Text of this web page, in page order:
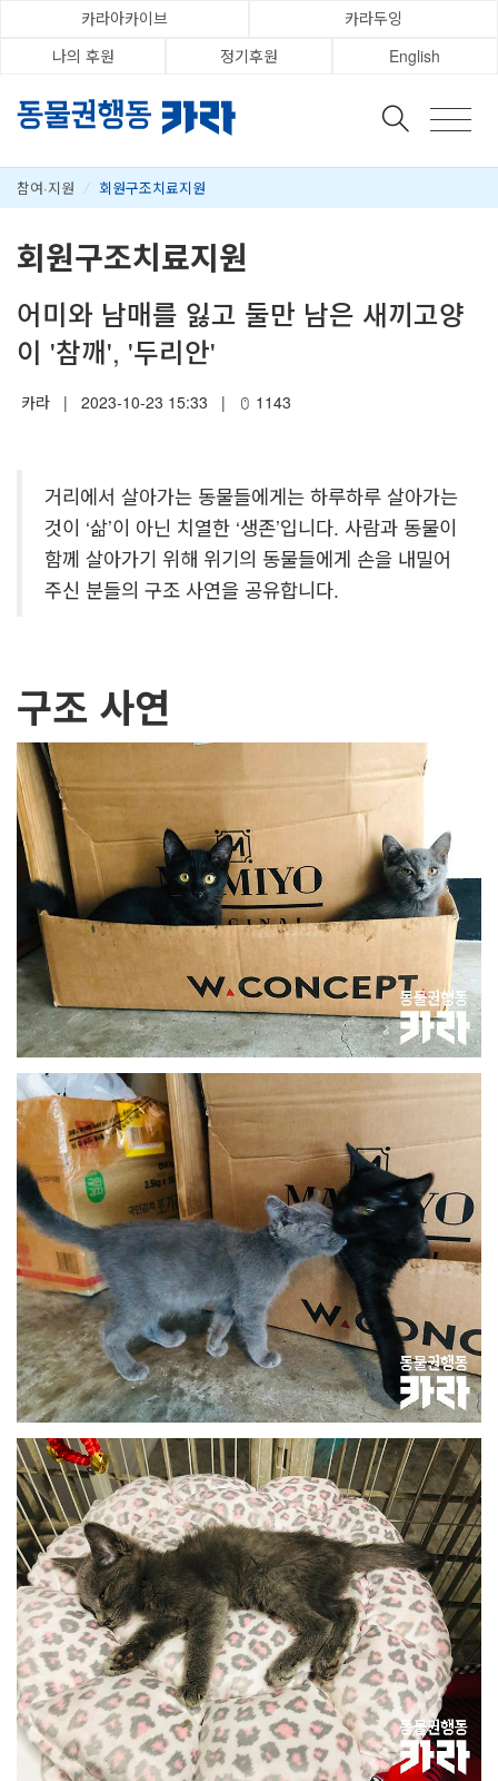
카라아카이브
카라두잉
나의 후원
정기후원 English
참여·지원 / 회원구조치료지원
회원구조치료지원
어미와 남매를 잃고 둘만 남은 새끼고양
이 '참깨', '두리안'
카라 | 2023-10-23 15:33 | 1143
거리에서 살아가는 동물들에게는 하루하루 살아가는
것이 ‘삶’이 아닌 치열한 ‘생존’입니다. 사람과 동물이
함께 살아가기 위해 위기의 동물들에게 손을 내밀어
주신 분들의 구조 사연을 공유합니다.
구조 사연